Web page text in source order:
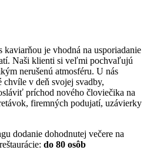
kaviarňou je vhodná na usporiadanie
Naši klienti si veľmi pochvaľujú
nerušenú atmosféru. U nás
v deň svojej svadby,
príchod nového človiečika na
firemných podujatí, uzávierky
dodanie dohodnutej večere na
do 80 osôb